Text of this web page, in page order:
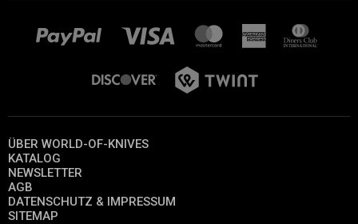
ÜBER WORLD-OF-KNIVES
KATALOG
NEWSLETTER
AGB
DATENSCHUTZ & IMPRESSUM
SITEMAP